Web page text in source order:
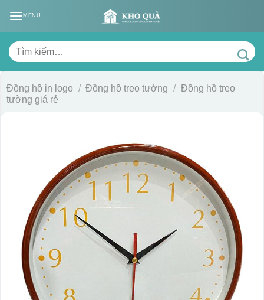
MENU
Tìm
kiếm:
Đồng hồ in logo / Đồng hồ treo tường / Đồng hồ treo
tường giá rẻ